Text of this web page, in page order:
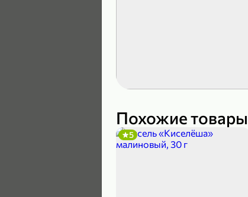
Похожие товары
5
119,99 ₽
В корзину